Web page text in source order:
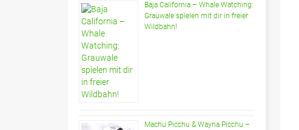
Baja California – Whale Watching:
Grauwale spielen mit dir in freier
Wildbahn!
Machu Picchu & Wayna Picchu –